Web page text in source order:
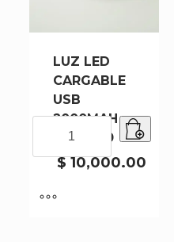
LUZ LED
CARGABLE
USB
2000MAH
XJ30-100
$10,000.00
CARGABLE
2000MAH